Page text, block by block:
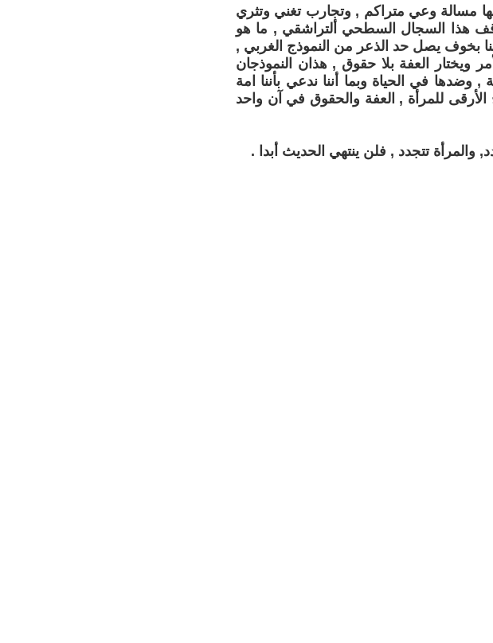
مسالة وعي متراكم , وتجارب تغني وتثري
هذا السجال السطحي ألتراشقي , ما هو
بخوف يصل حد الذعر من النموذج الغربي ,
ويختار العفة بلا حقوق , هذان النموذجان
في الحياة وبما أننا ندعي بأننا امة
الأرقى للمرأة , العفة والحقوق في آن واحد
تتجدد , فلن ينتهي الحديث أبدا .